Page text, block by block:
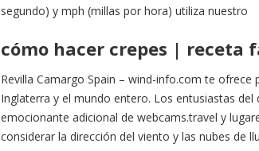
segundo) y mph (millas por hora) utiliza nuestro
cómo hacer crepes | receta
Revilla Camargo Spain – wind-info.com te
Inglaterra y el mundo entero. Los entusiastas
emocionante adicional de webcams.travel y
considerar la dirección del viento y las nubes de